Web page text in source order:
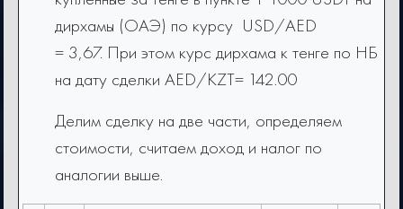
дирхамы (ОАЭ) по курсу USD/AED
= 3,67. При этом курс дирхама к тенге по НБ
на дату сделки AED/KZT= 142.00
Делим сделку на две части, определяем
стоимости, считаем доход и налог по
аналогии выше.